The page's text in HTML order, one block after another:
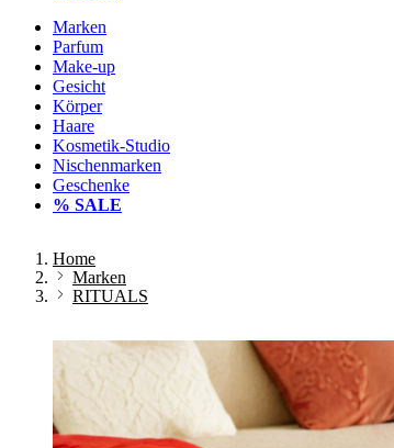
Marken
Parfum
Make-up
Gesicht
Körper
Haare
Kosmetik-Studio
Nischenmarken
Geschenke
% SALE
Home
Marken
RITUALS